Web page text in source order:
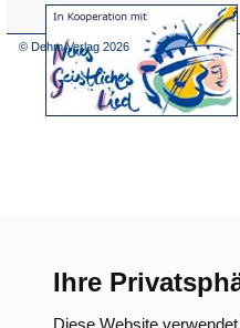
Ihre
Diese Website
in
© Dehm Verlag 2026